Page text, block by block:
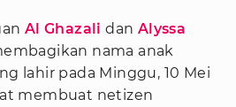
Al Ghazali dan Alyssa
nama anak
lahir pada Minggu, 10 Mei
membuat netizen